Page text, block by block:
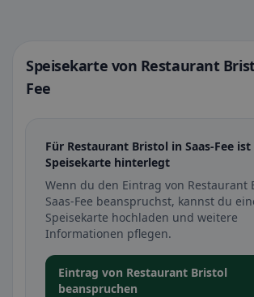
Speisekarte von Restaurant
Fee
Für Restaurant Bristol in Saas-Fee
Speisekarte hinterlegt
Wenn du den Eintrag von Restaurant
Saas-Fee beanspruchst, kannst du
Speisekarte hochladen und weitere
Informationen pflegen.
Eintrag von Restaurant Bristol
beanspruchen